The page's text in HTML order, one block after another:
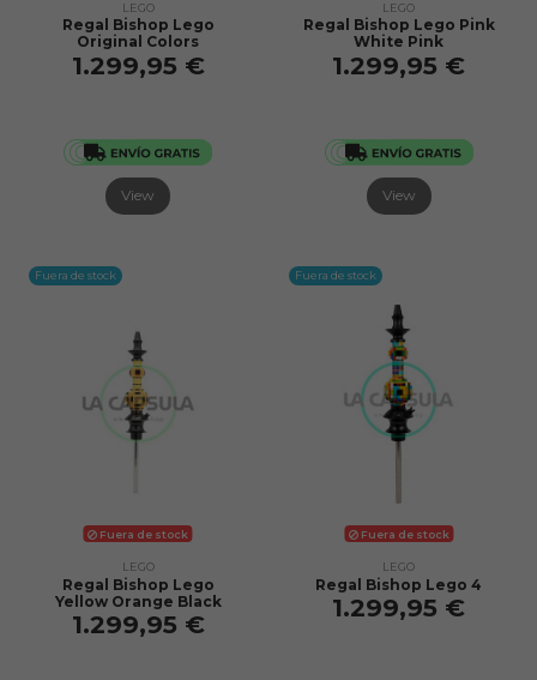
LEGO
Regal Bishop Lego
Original Colors
1.299,95 €
View
LEGO
Regal Bishop Lego Pink
White Pink
1.299,95 €
View
Fuera de stock
Fuera de stock
LEGO
Regal Bishop Lego
Yellow Orange Black
1.299,95 €
Fuera de stock
Fuera de stock
LEGO
Regal Bishop Lego 4
1.299,95 €